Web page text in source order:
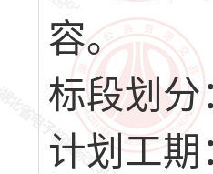
容。
标段划分
计划工期